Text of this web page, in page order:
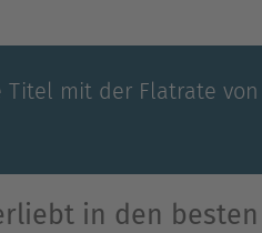
Titel mit der Flatrate von
in den